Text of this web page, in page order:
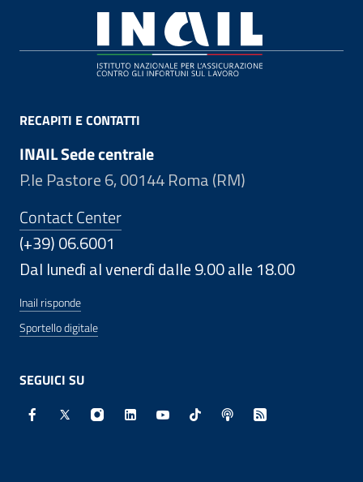
RECAPITI E CONTATTI
INAIL Sede centrale
P.le Pastore 6, 00144 Roma (RM)
Contact Center
(+39) 06.6001
Dal lunedì al venerdì dalle 9.00 alle 18.00
Inail risponde
Sportello digitale
SEGUICI SU
Facebook - Sito esterno - Apertura in nuova finestra
X - Sito esterno - Apertura in nuova finestra
Instagram - Sito esterno - Apertura in
Linkedin - Sito esterno - Apertura in
Youtube - Sito esterno -
TikTok - Sito esterno -
Spreaker - Sito
Feed RSS -